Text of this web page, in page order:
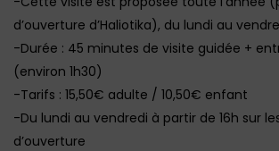
d’ouverture d’Haliotika), du lundi au
-Durée : 45 minutes de visite guidée +
(environ 1h30)
-Tarifs : 15,50€ adulte / 10,50€ enfant
-Du lundi au vendredi à partir de 16h sur
d’ouverture